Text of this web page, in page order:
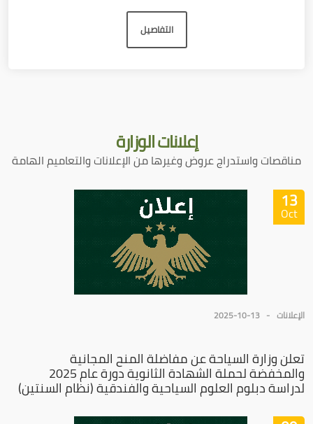
التفاصيل
إعلاناتالوزارة
مناقصات واستدراج عروض وغيرها من الإعلانات والتعاميم الهامة
13
Oct
الإعلانات 2025-10-13
تعلن وزارة السياحة عن مفاضلة المنح المجانية
والمخفضة لحملة الشهادة الثانوية دورة عام 2025
لدراسة دبلوم العلوم السياحية والفندقية (نظام السنتين)